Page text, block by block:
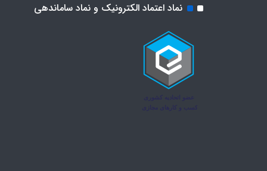
نماد اعتماد الکترونیک و نماد ساماندهی